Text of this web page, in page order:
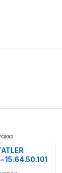
15.64.50.101